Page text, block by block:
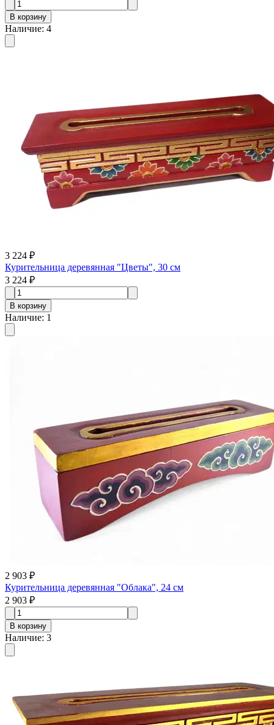
В корзину
Наличие: 4
3 224 ₽
Курительница деревянная "Цветы", 30 см
3 224 ₽
В корзину
Наличие: 1
2 903 ₽
Курительница деревянная "Облака", 24 см
2 903 ₽
В корзину
Наличие: 3